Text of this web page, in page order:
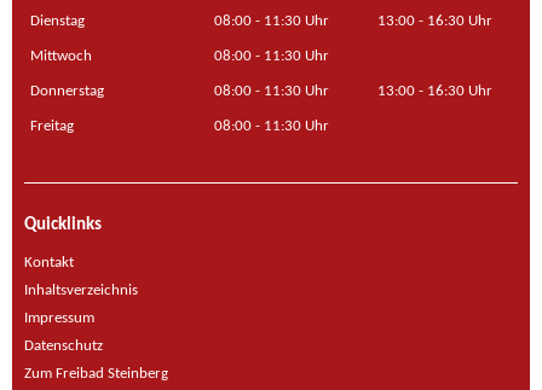
Dienstag 08:00 - 11:30 Uhr 13:00 - 16:30 Uhr
Mittwoch 08:00 - 11:30 Uhr
Donnerstag 08:00 - 11:30 Uhr 13:00 - 16:30 Uhr
Freitag 08:00 - 11:30 Uhr
Quicklinks
Kontakt
Inhaltsverzeichnis
Impressum
Datenschutz
Zum Freibad Steinberg